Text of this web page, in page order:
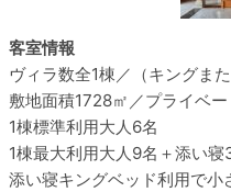
客室情報
ヴィラ数全1棟／（キングま
敷地面積1728㎡／プライベー
1棟標準利用大人6名
1棟最大利用大人9名＋添い寝
添い寝キングベッド利用で小